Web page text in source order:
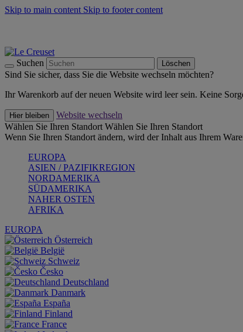
Skip to main content Skip to footer content
Suchen Löschen
Sind Sie sicher, dass Sie die Website wechseln möchten?
Ihr Warenkorb auf der neuen Website wird leer sein. Keine
Hier bleiben
Website wechseln
Wählen Sie Ihren Standort Wählen Sie Ihren Standort
Wenn Sie Ihren Standort ändern, wird der Inhalt aus Ihrem
EUROPA
ASIEN / PAZIFIKREGION
NORDAMERIKA
SÜDAMERIKA
NAHER OSTEN
AFRIKA
EUROPA
Österreich
België
Schweiz
Česko
Deutschland
Danmark
España
Finland
France